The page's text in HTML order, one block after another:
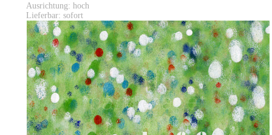
Ausrichtung: hoch
Lieferbar: sofort